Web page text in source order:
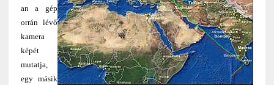
an a gép
orrán lévő
kamera
képét
mutatja,
egy másik